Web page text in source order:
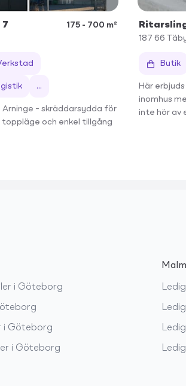
7
175 - 700 m²
...
Arninge – skräddarsydda för
toppläge och enkel tillgång
187 66
Butik
Här
inomhus
inte hör av
i Göteborg
i Göteborg
i Göteborg